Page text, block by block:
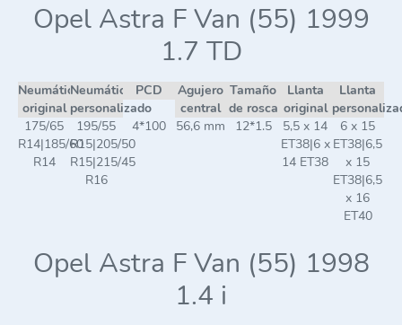
Opel Astra F Van (55) 1999
1.7 TD
Neumático
original
Neumático
personalizado
PCD
Agujero
central
Tamaño
de rosca
Llanta
original
Llanta
175/65
R14|185/60
R14
195/55
R15|205/50
R15|215/45
R16
4*100 56,6 mm 12*1.5
5,5 x 14
ET38|6 x
14 ET38
6 x 15
ET38|6,5
x 15
ET38|6,5
x 16
ET40
Opel Astra F Van (55) 1998
1.4 i